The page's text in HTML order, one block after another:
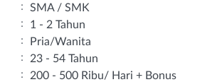
:
SMA / SMK
:
1 - 2 Tahun
:
Pria/Wanita
:
23 - 54 Tahun
:
200 - 500 Ribu/ Hari + Bonus